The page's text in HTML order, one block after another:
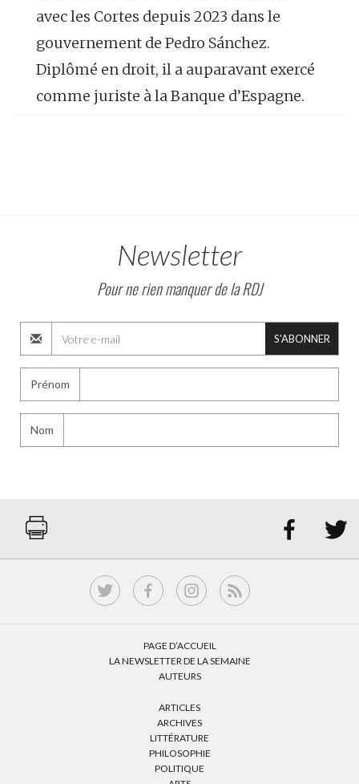
avec les Cortes depuis 2023 dans le
gouvernement de Pedro Sánchez.
Diplômé en droit, il a auparavant exercé
comme juriste à la Banque d’Espagne.
Newsletter
Pour ne rien manquer de la RDJ
S'ABONNER
Prénom
Nom
 
PAGE D’ACCUEIL
LA NEWSLETTER DE LA SEMAINE
AUTEURS
ARTICLES
ARCHIVES
LITTÉRATURE
PHILOSOPHIE
POLITIQUE